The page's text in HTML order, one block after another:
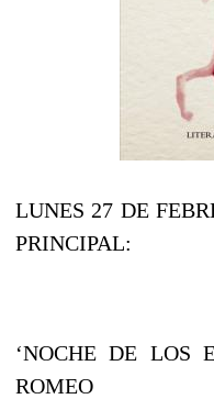
LUNES 27 DE
PRINCIPAL:
‘NOCHE DE LOS
ROMEO